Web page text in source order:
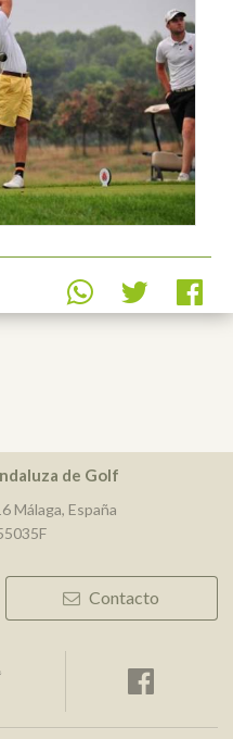
de Golf
Málaga, España
Contacto